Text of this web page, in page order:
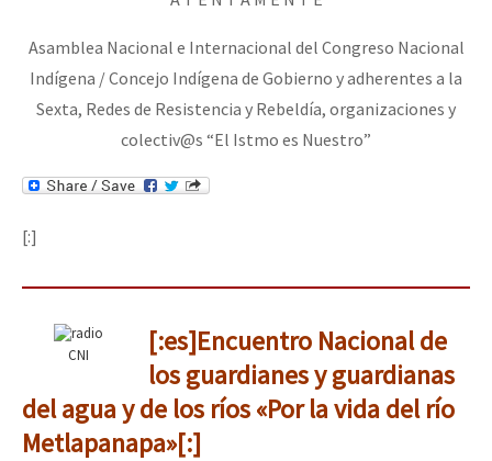
Asamblea Nacional e Internacional del Congreso Nacional
Indígena / Concejo Indígena de Gobierno y adherentes a la
Sexta, Redes de Resistencia y Rebeldía, organizaciones y
colectiv@s “El Istmo es Nuestro”
[:]
CNI
[:es]Encuentro Nacional de
los guardianes y guardianas
del agua y de los ríos «Por la vida del río
Metlapanapa»[:]